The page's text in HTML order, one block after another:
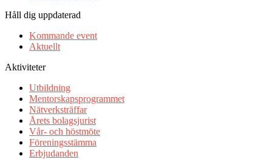
Håll dig uppdaterad
Kommande event
Aktuellt
Aktiviteter
Utbildning
Mentorskapsprogrammet
Nätverksträffar
Årets bolagsjurist
Vår- och höstmöte
Föreningsstämma
Erbjudanden